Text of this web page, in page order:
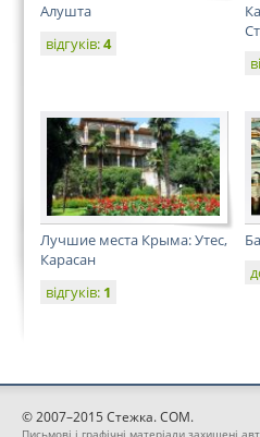
Алушта
відгуків:4
Лучшие места Крыма: Утес,
Карасан
відгуків: 1
© 2007–2015 Стежка. COM.
Письмові і графічні матеріали захищені